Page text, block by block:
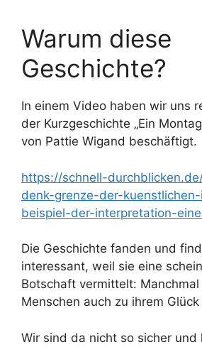
Warum diese
Geschichte?
In einem Video haben wir uns
der Kurzgeschichte „Ein
von Pattie Wigand beschäftigt.
https://schnell-
denk-grenze-der-
beispiel-der-interpretation-
Die Geschichte fanden und
interessant, weil sie eine
Botschaft vermittelt:
Menschen auch zu ihrem
Wir sind da nicht so sicher und